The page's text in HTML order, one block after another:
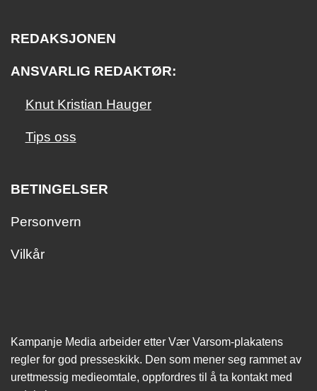
REDAKSJONEN
ANSVARLIG REDAKTØR:
Knut Kristian Hauger
Tips oss
BETINGELSER
Personvern
Vilkår
Kampanje Media arbeider etter Vær Varsom-plakatens
regler for god presseskikk. Den som mener seg rammet av
urettmessig medie­omtale, oppfordres til å ta kontakt med